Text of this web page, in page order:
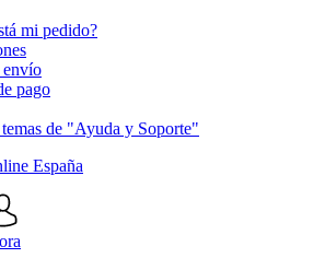
mi pedido?
envío
pago
de "Ayuda y Soporte"